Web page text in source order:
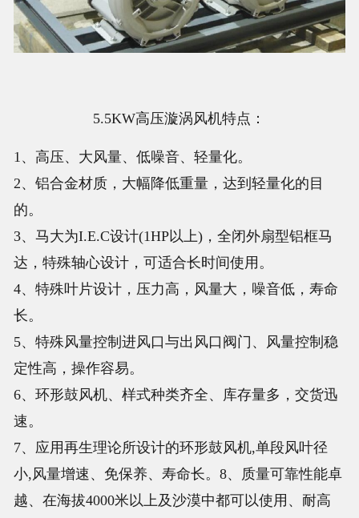
5.5KW高压漩涡风机特点：
1、高压、大风量、低噪音、轻量化。
2、铝合金材质，大幅降低重量，达到轻量化的目
的。
3、马大为I.E.C设计(1HP以上)，全闭外扇型铝框马
达，特殊轴心设计，可适合长时间使用。
4、特殊叶片设计，压力高，风量大，噪音低，寿命
长。
5、特殊风量控制进风口与出风口阀门、风量控制稳
定性高，操作容易。
6、环形鼓风机、样式种类齐全、库存量多，交货迅
速。
7、应用再生理论所设计的环形鼓风机,单段风叶径
小,风量增速、免保养、寿命长。8、质量可靠性能卓
越、在海拔4000米以上及沙漠中都可以使用、耐高